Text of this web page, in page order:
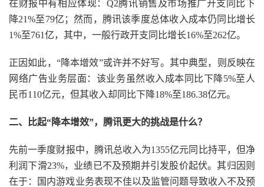
在财报中有相应体现：Q2腾讯销售及市场推广开支同比下
降21%至79亿；然而，腾讯该季度总体收入成本仍同比增长
1%至761亿，其中，一般行政开支同比增长16%至262亿。
正因如此，“降本增效”或许并不好写。其中典型，则反映在
网络广告业务层面：该业务虽然收入成本同比下降5%至人
民币110亿元，但其收入却同比下降18%至186.38亿元。
二、比起“降本增效”，腾讯更大的挑战是什么？
先前一季度财报中，腾讯总收入为1355亿元同比持平，但净
利润下滑23%，业绩已不及预期并引发股价起伏。其归因则
在于：国内游戏业务表现不佳以及监管问题导致收入不及预